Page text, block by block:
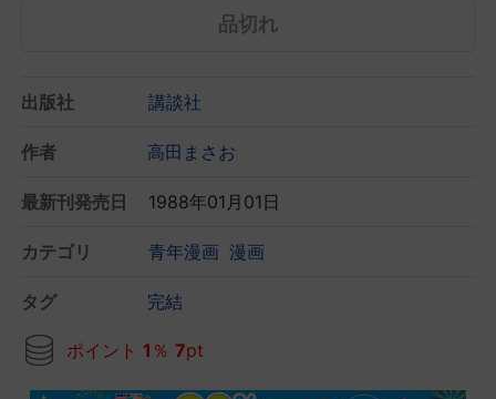
品切れ
出版社 講談社
作者 高田まさお
最新刊発売日 1988年01月01日
カテゴリ 青年漫画 漫画
タグ 完結
ポイント 1 ％ 7pt